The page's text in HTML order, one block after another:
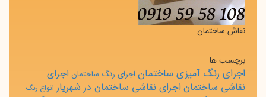
نقاش ساختمان
برچسب ها
اجرای رنگ آمیزی ساختمان اجرای رنگ ساختمان اجرای
نقاشی ساختماناجرای نقاشی ساختمان در شهریار انواع رنگ